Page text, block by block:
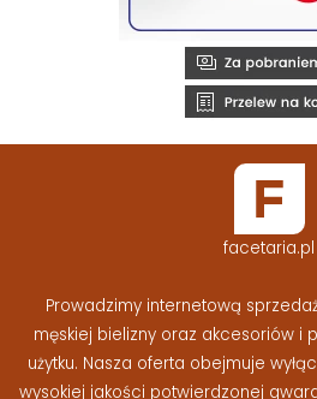
facetaria.pl
Prowadzimy internetową
męskiej bielizny oraz akcesoriów i
użytku. Nasza oferta obejmuje
wysokiej jakości potwierdzonej